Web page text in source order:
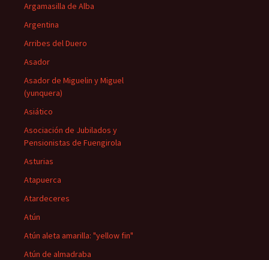
Argamasilla de Alba
Argentina
Arribes del Duero
Asador
Asador de Miguelin y Miguel
(yunquera)
Asiático
Asociación de Jubilados y
Pensionistas de Fuengirola
Asturias
Atapuerca
Atardeceres
Atún
Atún aleta amarilla: "yellow fin"
Atún de almadraba